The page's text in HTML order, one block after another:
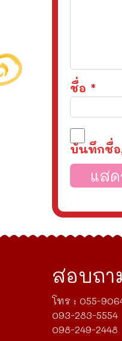
ชื่อ *
บันทึกชื่อ
สอบถ
โทร : 055-
093-283-5554
098-249-2448